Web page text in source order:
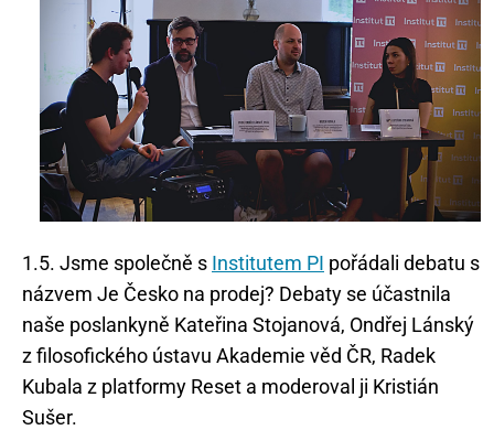
1.5. Jsme společně s Institutem PI pořádali debatu s
názvem Je Česko na prodej? Debaty se účastnila
naše poslankyně Kateřina Stojanová, Ondřej Lánský
z filosofického ústavu Akademie věd ČR, Radek
Kubala z platformy Reset a moderoval ji Kristián
Sušer.